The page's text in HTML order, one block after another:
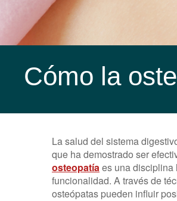
Cómo la
La salud del sistema
que ha demostrado ser
osteopatíaes una disciplina
funcionalidad. A través de
osteópatas pueden influir